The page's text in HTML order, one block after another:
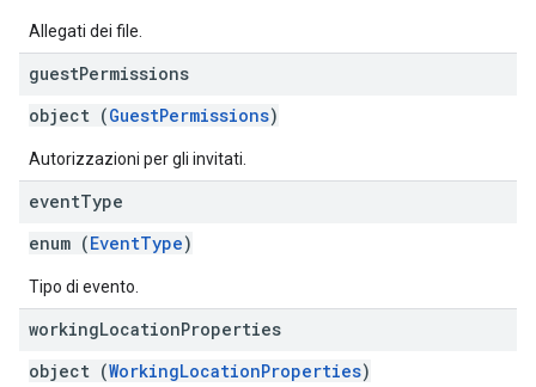
Allegati dei file.
guestPermissions
object (GuestPermissions)
Autorizzazioni per gli invitati.
eventType
enum (EventType)
Tipo di evento.
workingLocationProperties
object (WorkingLocationProperties)